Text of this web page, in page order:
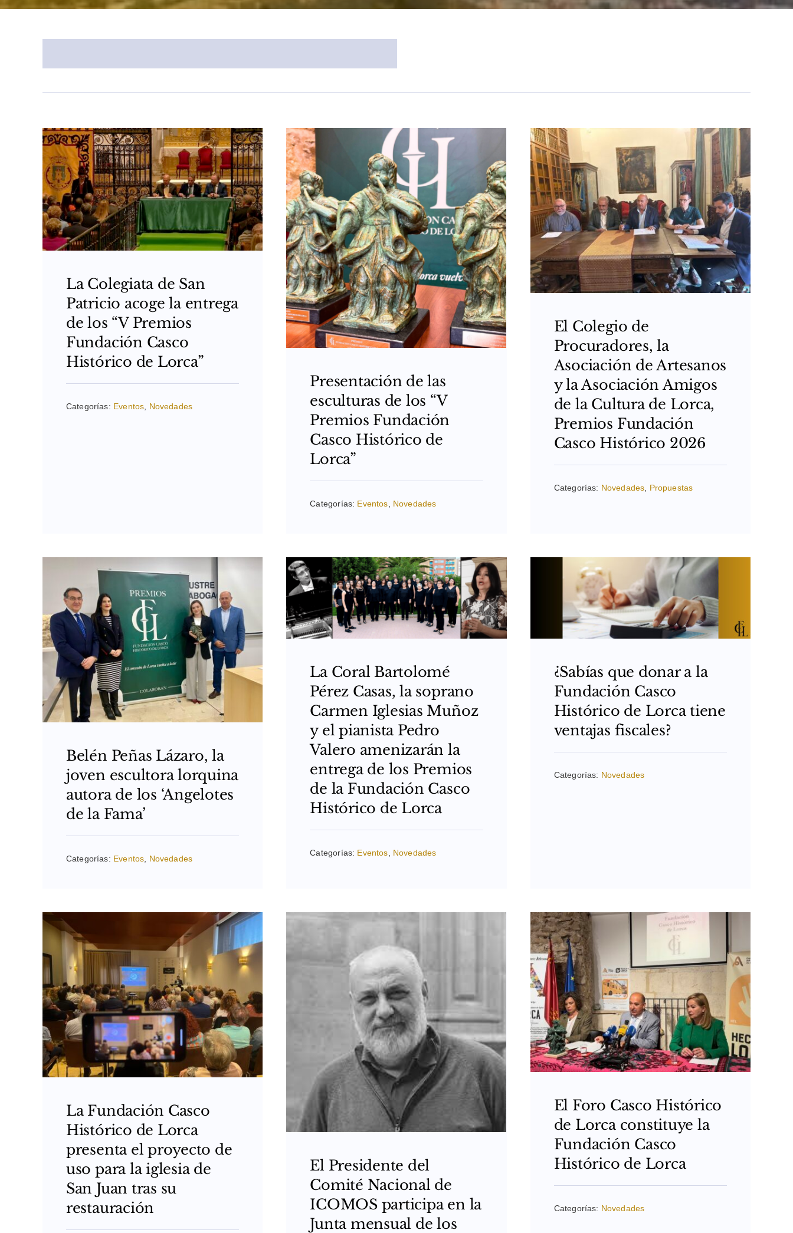
La Colegiata de San
Patricio acoge la entrega
de los “V Premios
Fundación Casco
Histórico de Lorca”
Categorías: Eventos Novedades
Presentación de las
esculturas de los “V
Premios Fundación
Casco Histórico de
Lorca”
Categorías: Eventos Novedades
El Colegio de
Procuradores, la
Asociación de Artesanos
y la Asociación Amigos
de la Cultura de Lorca,
Premios Fundación
Casco Histórico 2026
Categorías: Novedades Propuestas
Belén Peñas Lázaro, la
joven escultora lorquina
autora de los ‘Angelotes
de la Fama’
Categorías: Eventos Novedades
La Coral Bartolomé
Pérez Casas, la soprano
Carmen Iglesias Muñoz
y el pianista Pedro
Valero amenizarán la
entrega de los Premios
de la Fundación Casco
Histórico de Lorca
Categorías: Eventos Novedades
¿Sabías que donar a la
Fundación Casco
Histórico de Lorca tiene
ventajas fiscales?
Categorías: Novedades
La Fundación Casco
Histórico de Lorca
presenta el proyecto de
uso para la iglesia de
San Juan tras su
restauración
El Presidente del
Comité Nacional de
ICOMOS participa en la
Junta mensual de los
El Foro Casco Histórico
de Lorca constituye la
Fundación Casco
Histórico de Lorca
Categorías: Novedades